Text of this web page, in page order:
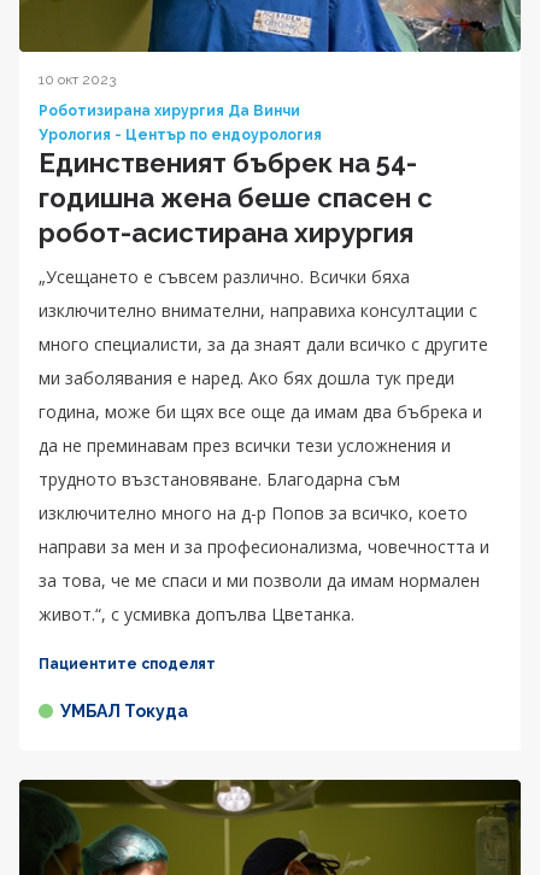
10 окт 2023
Роботизирана хирургия Да Винчи
Урология - Център по ендоурология
Единственият бъбрек на 54-
годишна жена беше спасен с
робот-асистирана хирургия
„Усещането е съвсем различно. Всички бяха
изключително внимателни, направиха консултации с
много специалисти, за да знаят дали всичко с другите
ми заболявания е наред. Ако бях дошла тук преди
година, може би щях все още да имам два бъбрека и
да не преминавам през всички тези усложнения и
трудното възстановяване. Благодарна съм
изключително много на д-р Попов за всичко, което
направи за мен и за професионализма, човечността и
за това, че ме спаси и ми позволи да имам нормален
живот.“, с усмивка допълва Цветанка.
Пациентите споделят
УМБАЛ Токуда